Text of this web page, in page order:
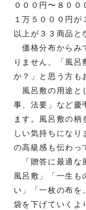
０００円〜８００
１万５０００円が
以上が３３商品と
価格分布からみ
りません。「風呂
か？」と思う方も
風呂敷の用途と
事、法要」など慶
ます。風呂敷の柄
しい気持ちになり
の高級感も伝わっ
「贈答に最適な
風呂敷」「一生も
い」「一枚の布を
袋を下げていくよ